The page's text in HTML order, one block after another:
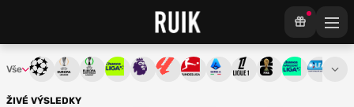
ŽIVÉ VÝSLEDKY
Vše Liga mistrůEvropská liga
Konferenční liga
Chance ligaPremier League
La LigaBundesliga
Serie ALigue 1Mistrovství světa
Chance3. ČFL